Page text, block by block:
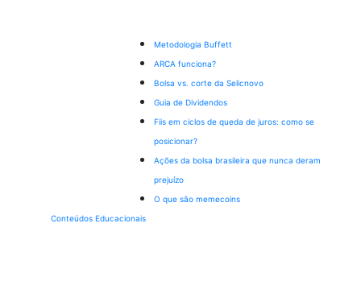
Metodologia Buffett
ARCA funciona?
Bolsa vs. corte da Selicnovo
Guia de Dividendos
Fiis em ciclos de queda de juros: como se
posicionar?
Ações da bolsa brasileira que nunca deram
prejuízo
O que são memecoins
Conteúdos Educacionais